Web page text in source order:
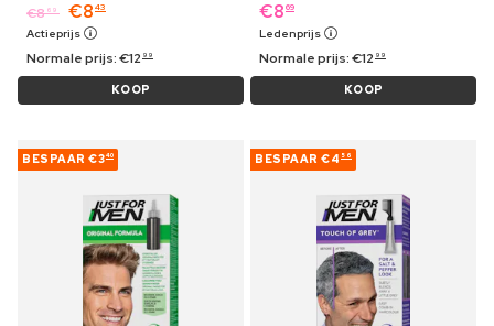
€8 69 €8 43
Actieprijs
Normale prijs:€12 99
KOOP
€8 69
Ledenprijs
Normale prijs:€12 99
KOOP
BESPAAR €340 BESPAAR €4 56